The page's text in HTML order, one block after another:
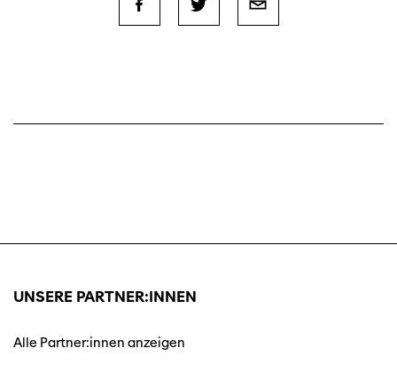
UNSERE PARTNER:INNEN
Alle Partner:innen anzeigen